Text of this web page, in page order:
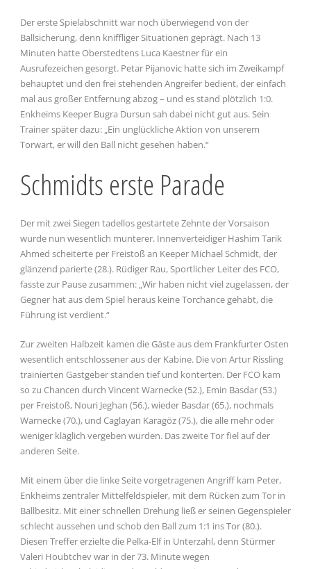
Der erste Spielabschnitt war noch überwiegend von der
Ballsicherung, denn kniffliger Situationen geprägt. Nach 13
Minuten hatte Oberstedtens Luca Kaestner für ein
Ausrufezeichen gesorgt. Petar Pijanovic hatte sich im Zweikampf
behauptet und den frei stehenden Angreifer bedient, der einfach
mal aus großer Entfernung abzog – und es stand plötzlich 1:0.
Enkheims Keeper Bugra Dursun sah dabei nicht gut aus. Sein
Trainer später dazu: „Ein unglückliche Aktion von unserem
Torwart, er will den Ball nicht gesehen haben.“
Schmidts erste Parade
Der mit zwei Siegen tadellos gestartete Zehnte der Vorsaison
wurde nun wesentlich munterer. Innenverteidiger Hashim Tarik
Ahmed scheiterte per Freistoß an Keeper Michael Schmidt, der
glänzend parierte (28.). Rüdiger Rau, Sportlicher Leiter des FCO,
fasste zur Pause zusammen: „Wir haben nicht viel zugelassen, der
Gegner hat aus dem Spiel heraus keine Torchance gehabt, die
Führung ist verdient.“
Zur zweiten Halbzeit kamen die Gäste aus dem Frankfurter Osten
wesentlich entschlossener aus der Kabine. Die von Artur Rissling
trainierten Gastgeber standen tief und konterten. Der FCO kam
so zu Chancen durch Vincent Warnecke (52.), Emin Basdar (53.)
per Freistoß, Nouri Jeghan (56.), wieder Basdar (65.), nochmals
Warnecke (70.), und Caglayan Karagöz (75.), die alle mehr oder
weniger kläglich vergeben wurden. Das zweite Tor fiel auf der
anderen Seite.
Mit einem über die linke Seite vorgetragenen Angriff kam Peter,
Enkheims zentraler Mittelfeldspieler, mit dem Rücken zum Tor in
Ballbesitz. Mit einer schnellen Drehung ließ er seinen Gegenspieler
schlecht aussehen und schob den Ball zum 1:1 ins Tor (80.).
Diesen Treffer erzielte die Pelka-Elf in Unterzahl, denn Stürmer
Valeri Houbtchev war in der 73. Minute wegen